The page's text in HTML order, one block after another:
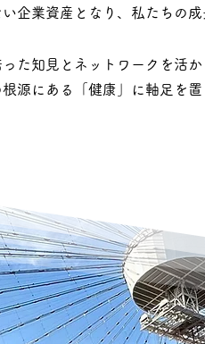
企業資産となり、私たちの成
た知見とネットワークを活
源にある
「健康」に軸足を